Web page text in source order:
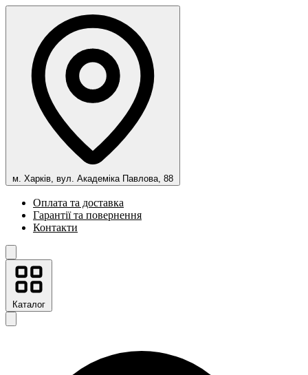
м. Харків, вул. Академіка Павлова, 88
Оплата та доставка
Гарантії та повернення
Контакти
Каталог